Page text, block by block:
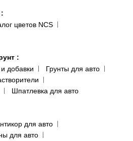
:
цветов NCS
:
добавки
Грунты для авто
Шпатлевка для авто
для авто
для авто